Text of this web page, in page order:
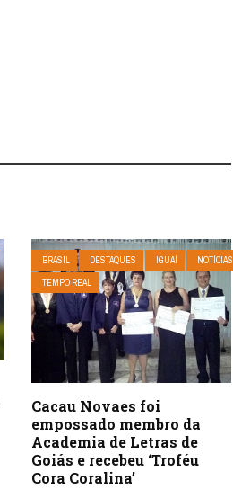
BRASIL DESTAQUES IGUAÍ
NOTÍCIAS
TEMPO REAL
Cacau Novaes foi
empossado membro da
Academia de Letras de
Goiás e recebeu ‘Troféu
Cora Coralina’